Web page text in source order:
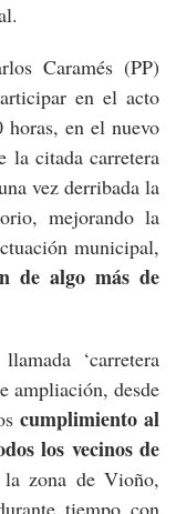
Caramés (PP)
en el acto
en el nuevo
la citada carretera
vez derribada la
mejorando la
municipal,
de algo más de
‘carretera
ampliación, desde
cumplimiento al
los vecinos de
zona de Vioño,